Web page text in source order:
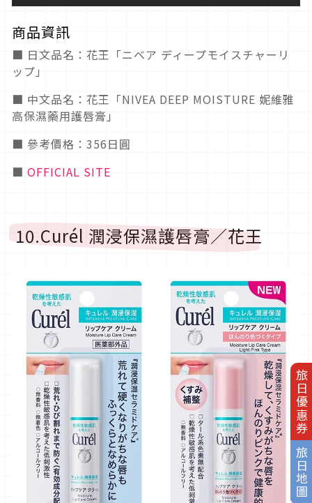
旅日優惠券
旅日地圖
商品資訊
■ 日文品名：花王「ニベア ディープモイスチャーリ
ップ」
■ 中文品名：花王「NIVEA DEEP MOISTURE 妮維雅
高保濕藥用護唇膏」
■ 參考價格：356日圓
■ OFFICIAL SITE
10.Curél 潤浸保濕護唇膏／花王